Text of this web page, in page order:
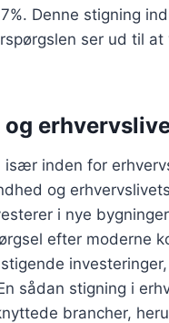
Denne stigning
ser ud til
inden for
og
i nye
efter moderne
sådan stigning i
brancher,